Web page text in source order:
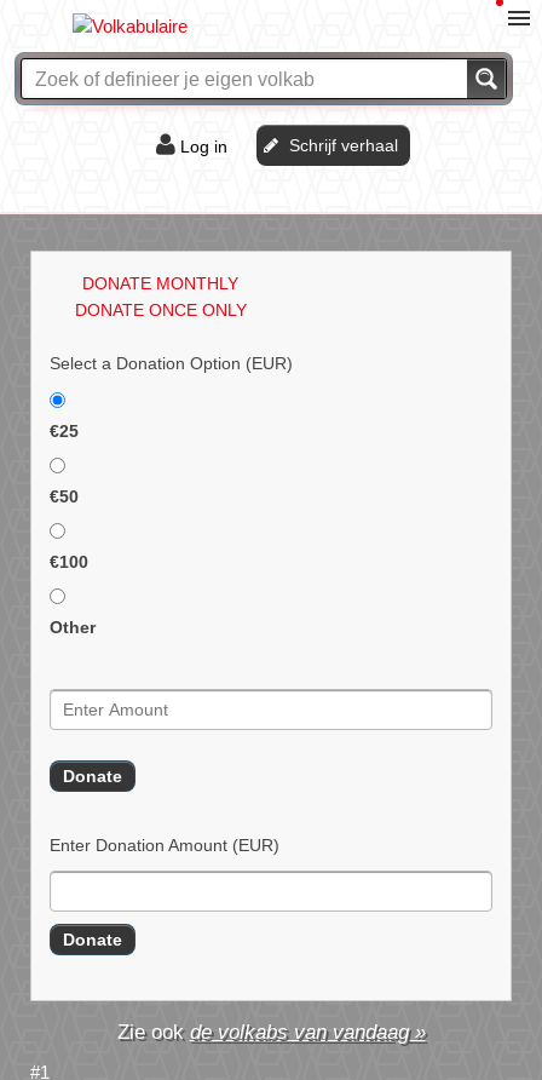
Log in Schrijf verhaal
DONATE MONTHLY
DONATE ONCE ONLY
Select a Donation Option (EUR)
€25
€50
€100
Other
Enter Donation Amount (EUR)
de volkabs van vandaag »